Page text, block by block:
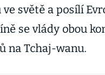
světě a posílí
se vlády obou
na Tchaj-wanu.